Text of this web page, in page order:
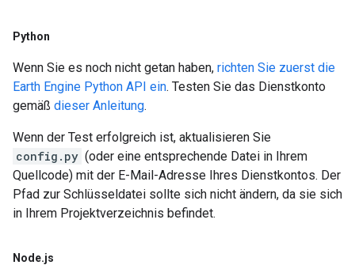
Python
Wenn Sie es noch nicht getan haben, richten Sie zuerst die
Earth Engine Python API ein. Testen Sie das Dienstkonto
gemäß dieser Anleitung.
Wenn der Test erfolgreich ist, aktualisieren Sie
config.py (oder eine entsprechende Datei in Ihrem
Quellcode) mit der E-Mail-Adresse Ihres Dienstkontos. Der
Pfad zur Schlüsseldatei sollte sich nicht ändern, da sie sich
in Ihrem Projektverzeichnis befindet.
Node.js